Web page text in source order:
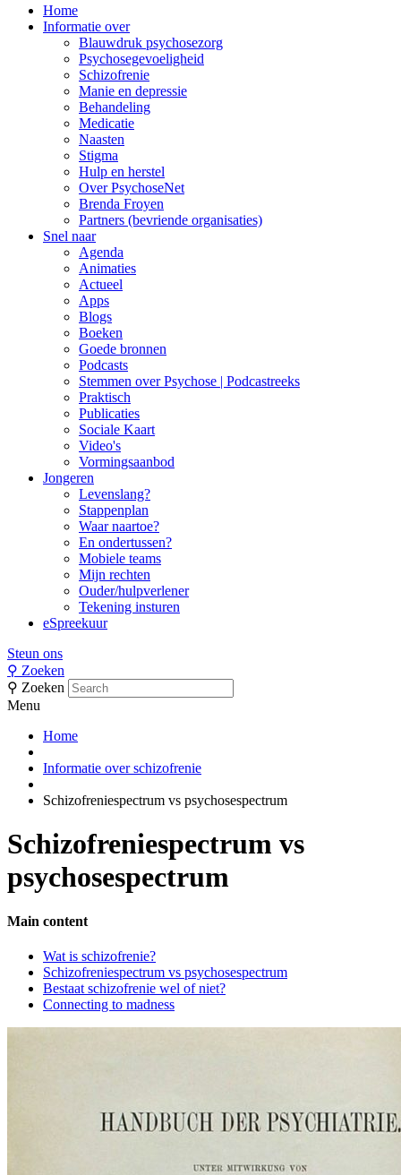
Main
Navigation
Home
Informatie over
Blauwdruk psychosezorg
Psychosegevoeligheid
Schizofrenie
Manie en depressie
Behandeling
Medicatie
Naasten
Stigma
Hulp en herstel
Over PsychoseNet
Brenda Froyen
Partners (bevriende organisaties)
Snel naar
Agenda
Animaties
Actueel
Apps
Blogs
Boeken
Goede bronnen
Podcasts
Stemmen over Psychose | Podcastreeks
Praktisch
Publicaties
Sociale Kaart
Video's
Vormingsaanbod
Jongeren
Levenslang?
Stappenplan
Waar naartoe?
En ondertussen?
Mobiele teams
Mijn rechten
Ouder/hulpverlener
Tekening insturen
eSpreekuur
Steun ons
⚲ Zoeken
⚲ Zoeken
Menu
Home
Informatie over schizofrenie
Schizofreniespectrum vs psychosespectrum
Schizofreniespectrum vs
psychosespectrum
Main content
Side
Navigation
Wat is schizofrenie?
Schizofreniespectrum vs psychosespectrum
Bestaat schizofrenie wel of niet?
Connecting to madness